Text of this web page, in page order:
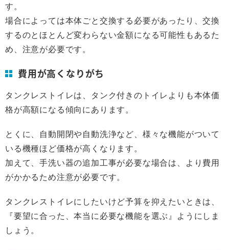
す。
場合によっては本体ごと交換する必要があったり、交換
するのとほとんど変わらない金額になる可能性もあるた
め、注意が必要です。
費用が高くなりがち
タンクレストイレは、タンク付きのトイレよりも本体価
格が高額になる傾向にあります。
とくに、自動開閉や自動洗浄など、様々な機能がついて
いる機種ほど価格が高くなります。
加えて、手洗い器の追加工事が必要な場合は、より費用
がかかるため注意が必要です。
タンクレストイレにしたいけど予算を抑えたいときは、
『要望に合った、本当に必要な機能を選ぶ』ようにしま
しょう。